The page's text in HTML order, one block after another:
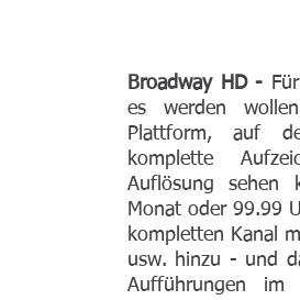
Broadway HD -
es werden
Plattform, auf
komplette
Auflösung sehen
Monat oder 99.99
kompletten Kanal
usw. hinzu - und
Aufführungen